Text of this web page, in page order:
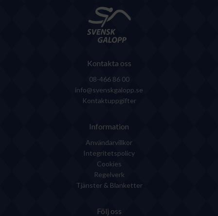
Kontakta oss
08-466 86 00
info@svenskgalopp.se
Kontaktuppgifter
Information
Användarvillkor
Integritetspolicy
Cookies
Regelverk
Tjänster & Blanketter
Följ oss